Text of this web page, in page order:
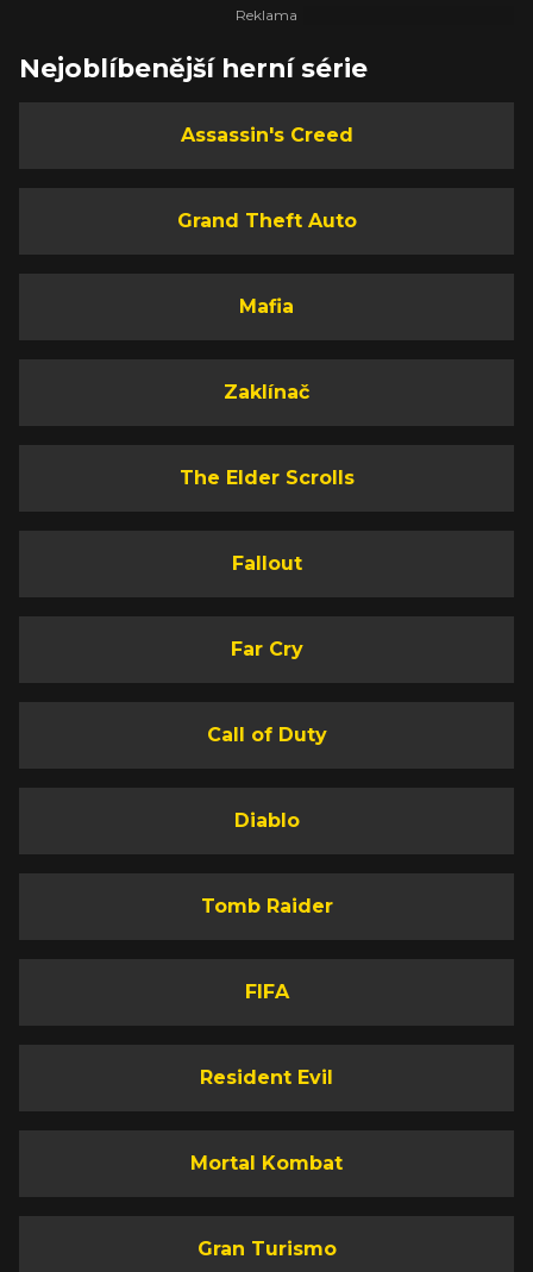
Nejoblíbenější herní série
Assassin's Creed
Grand Theft Auto
Mafia
Zaklínač
The Elder Scrolls
Fallout
Far Cry
Call of Duty
Diablo
Tomb Raider
FIFA
Resident Evil
Mortal Kombat
Gran Turismo